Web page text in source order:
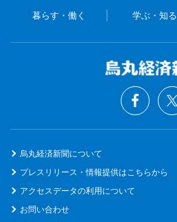
暮らす・働く 学ぶ・知る
烏丸経済新聞について
プレスリリース・情報提供はこちらから
アクセスデータの利用について
お問い合わせ